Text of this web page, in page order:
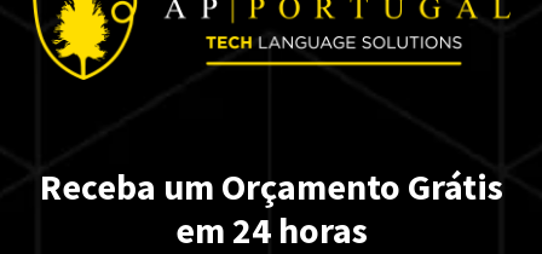
Receba um Orçamento Grátis
em 24 horas